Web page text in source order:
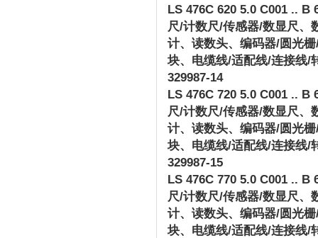
LS 476C 620 5.0 C001 .. B
尺/计数尺/传感器/数显尺、
计、读数头、编码器/圆光栅
块、电缆线/适配线/连接线/
329987-14
LS 476C 720 5.0 C001 .. B
尺/计数尺/传感器/数显尺、
计、读数头、编码器/圆光栅
块、电缆线/适配线/连接线/
329987-15
LS 476C 770 5.0 C001 .. B
尺/计数尺/传感器/数显尺、
计、读数头、编码器/圆光栅
块、电缆线/适配线/连接线/